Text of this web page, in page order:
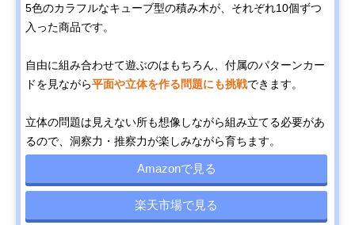
5色のカラフルなキューブ型の積み木が、それぞれ10個ずつ
入った商品です。
自由に組み合わせて遊ぶのはもちろん、付属のパターンカー
ドを見ながら平面や立体を作る問題にも挑戦できます。
立体の問題は見えない所も想像しながら組み立てる必要があ
るので、洞察力・推察力が楽しみながら育ちます。
Amazonで見る
楽天市場で見る